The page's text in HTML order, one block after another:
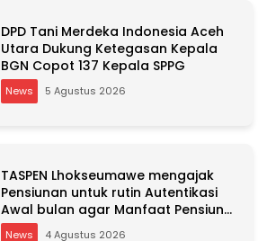
DPD Tani Merdeka Indonesia Aceh
Utara Dukung Ketegasan Kepala
BGN Copot 137 Kepala SPPG
News 5 Agustus 2026
TASPEN Lhokseumawe mengajak
Pensiunan untuk rutin Autentikasi
Awal bulan agar Manfaat Pensiun
tetap Lancar
News 4 Agustus 2026